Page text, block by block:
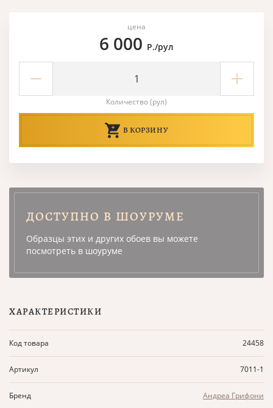
цена
6 000 Р./рул
Количество (рул)
В КОРЗИНУ
ДОСТУПНО В ШОУРУМЕ
Образцы этих и других обоев вы можете
посмотреть в шоуруме
ХАРАКТЕРИСТИКИ
Код товара 24458
Артикул 7011-1
Бренд Андреа Грифони